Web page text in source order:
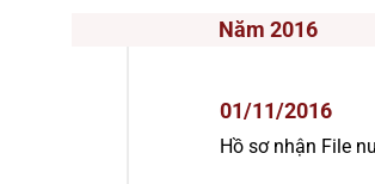
Năm 2016
01/11/2016
Hồ sơ nhận File